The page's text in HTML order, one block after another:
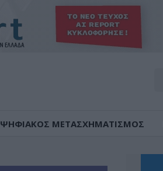
ΨΗΦΙΑΚΟΣ ΜΕΤΑΣΧΗΜΑΤΙΣΜΟΣ